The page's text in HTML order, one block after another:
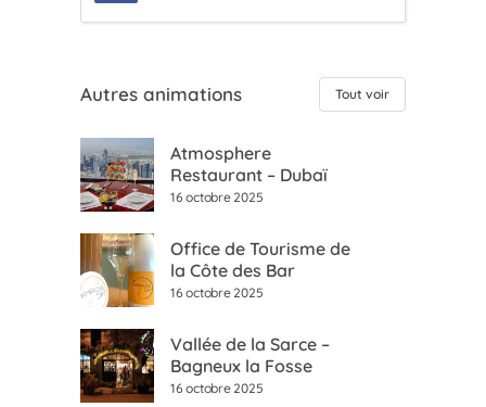
Autres animations Tout voir
Atmosphere
Restaurant – Dubaï
16 octobre 2025
Office de Tourisme de
la Côte des Bar
16 octobre 2025
Vallée de la Sarce –
Bagneux la Fosse
16 octobre 2025